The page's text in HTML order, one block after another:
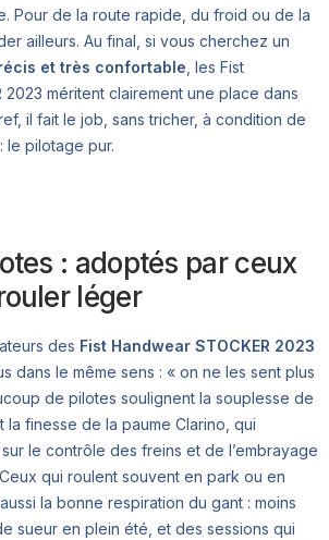
Pour de la route rapide, du froid ou de la
ailleurs. Au final, si vous cherchez un
et très confortable, les Fist
2023 méritent clairement une place dans
il fait le job, sans tricher, à condition de
le pilotage pur.
: adoptés par ceux
léger
des Fist Handwear STOCKER 2023
dans le même sens : « on ne les sent plus
de pilotes soulignent la souplesse de
finesse de la paume Clarino, qui
le contrôle des freins et de l’embrayage
qui roulent souvent en park ou en
la bonne respiration du gant : moins
sueur en plein été, et des sessions qui